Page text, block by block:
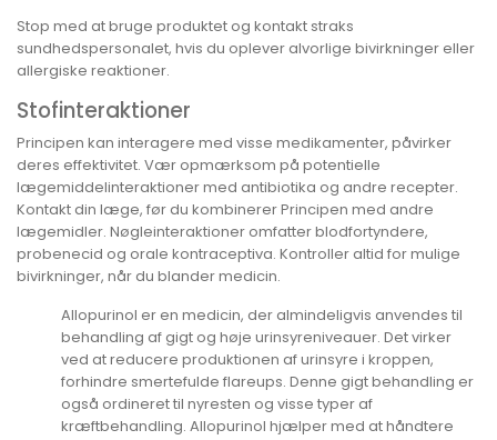
Stop med at bruge produktet og kontakt straks
sundhedspersonalet, hvis du oplever alvorlige bivirkninger eller
allergiske reaktioner.
Stofinteraktioner
Principen kan interagere med visse medikamenter, påvirker
deres effektivitet. Vær opmærksom på potentielle
lægemiddelinteraktioner med antibiotika og andre recepter.
Kontakt din læge, før du kombinerer Principen med andre
lægemidler. Nøgleinteraktioner omfatter blodfortyndere,
probenecid og orale kontraceptiva. Kontroller altid for mulige
bivirkninger, når du blander medicin.
Allopurinol er en medicin, der almindeligvis anvendes til
behandling af gigt og høje urinsyreniveauer. Det virker
ved at reducere produktionen af urinsyre i kroppen,
forhindre smertefulde flareups. Denne gigt behandling er
også ordineret til nyresten og visse typer af
kræftbehandling. Allopurinol hjælper med at håndtere